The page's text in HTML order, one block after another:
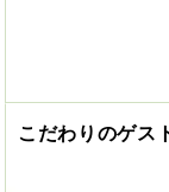
こだわりのゲス